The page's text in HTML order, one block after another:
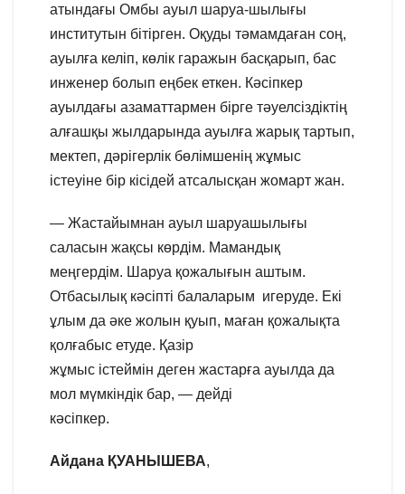
атындағы Омбы ауыл шаруа-шылығы
институтын бітірген. Оқуды тәмамдаған соң,
ауылға келіп, көлік гаражын басқарып, бас
инженер болып еңбек еткен. Кәсіпкер
ауылдағы азаматтармен бірге тәуелсіздіктің
алғашқы жылдарында ауылға жарық тартып,
мектеп, дәрігерлік бөлімшенің жұмыс
істеуіне бір кісідей атсалысқан жомарт жан.
— Жастайымнан ауыл шаруашылығы
саласын жақсы көрдім. Мамандық
меңгердім. Шаруа қожалығын аштым.
Отбасылық кәсіпті балаларым игеруде. Екі
ұлым да әке жолын қуып, маған қожалықта
қолғабыс етуде. Қазір
жұмыс істеймін деген жастарға ауылда да
мол мүмкіндік бар, — дейді
кәсіпкер.
Айдана ҚУАНЫШЕВА,